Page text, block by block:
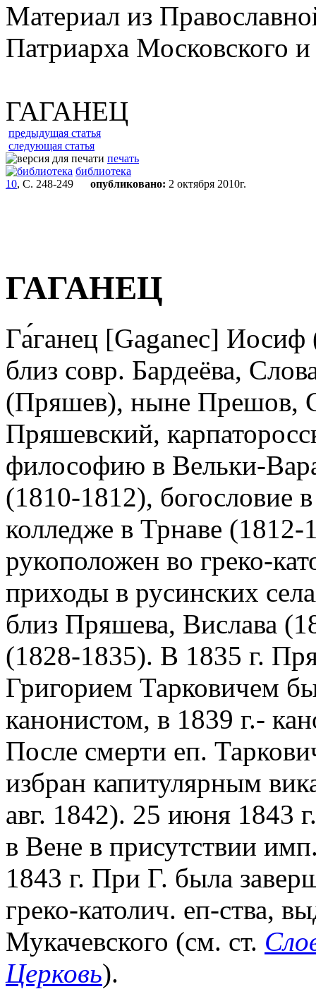
Материал из
Патриарха Московского
ГАГАНЕЦ
предыдущая статья
следующая статья
печать
библиотека
10, С. 248-249 опубликовано: 2 октября 2010г.
ГАГАНЕЦ
Га́ганец [Gaganec]
близ совр. Бардеёва,
(Пряшев), ныне Прешов,
Пряшевский,
философию в Вельки-
(1810-1812), богословие
колледже в Трнаве
рукоположен во греко-
приходы в русинских
близ Пряшева, Вислава
(1828-1835). В 1835 г.
Григорием Тарковичем
канонистом, в 1839 г.-
После смерти еп.
избран капитулярным
авг. 1842). 25 июня 1843
в Вене в присутствии
1843 г. При Г. была
греко-католич. еп-ства,
Мукачевского (см. ст.
Церковь).